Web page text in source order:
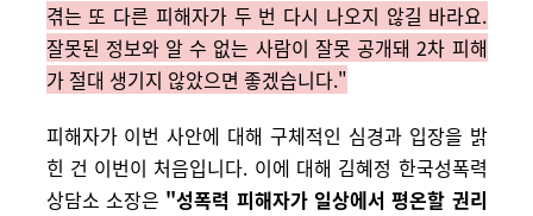
겪는 또 다른 피해자가 두 번 다시 나오지 않길 바라요.
잘못된 정보와 알 수 없는 사람이 잘못 공개돼 2차 피해
가 절대 생기지 않았으면 좋겠습니다."
피해자가 이번 사안에 대해 구체적인 심경과 입장을 밝
힌 건 이번이 처음입니다. 이에 대해 김혜정 한국성폭력
상담소 소장은 "성폭력 피해자가 일상에서 평온할 권리